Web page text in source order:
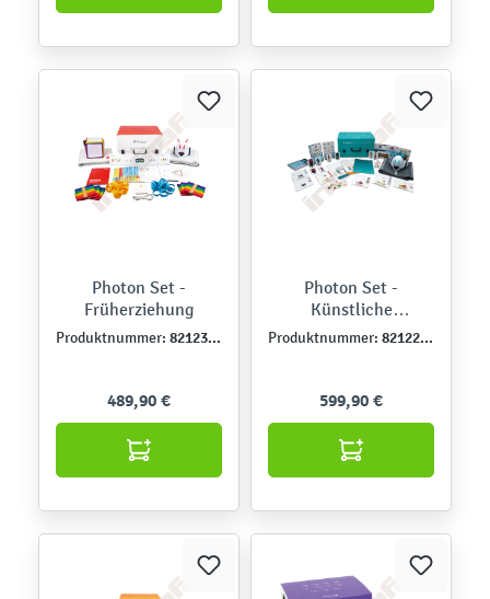
Photon Set -
Früherziehung
Produktnummer: 821230DE
489,90 €
Photon Set -
Künstliche
Intelligenz
Produktnummer: 821228DE
599,90 €